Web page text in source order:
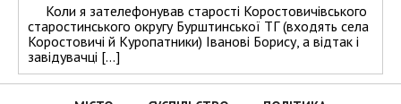
Коли я зателефонував старості Коростовичівського
старостинського округу Бурштинської ТГ (входять села
Коростовичі й Куропатники) Іванові Борису, а відтак і
завідувачці […]